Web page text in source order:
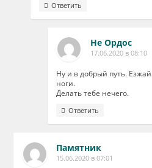
Ответить
Не Ордос
17.06.2020 в 08:10
Ну и в добрый путь.
ноги.
Делать тебе нечего.
Ответить
Памятник
15.06.2020 в 07:01